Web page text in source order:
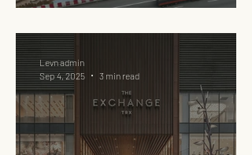
Levn admin
Sep 4, 2025
3 min read